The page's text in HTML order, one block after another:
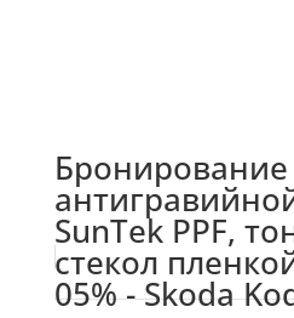
Бронирование
SunTek PPF,
стекол
05% - Skoda